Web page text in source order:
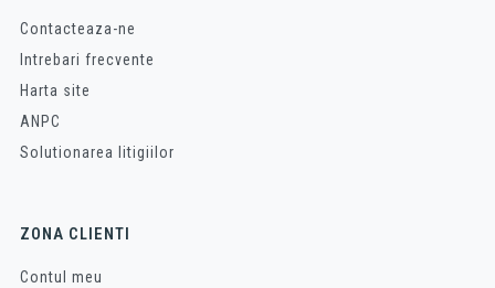
Contacteaza-ne
Intrebari frecvente
Harta site
ANPC
Solutionarea litigiilor
ZONA CLIENTI
Contul meu